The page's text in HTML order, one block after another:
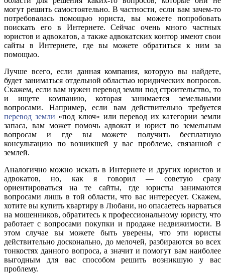
могут решить самостоятельно. В частности, если вам зачем-то
потребовалась помощью юриста, вы можете попробовать
поискать его в Интернете. Сейчас очень много частных
юристов и адвокатов, а также адвокатских контор имеют свои
сайты в Интернете, где вы можете обратиться к ним за
помощью.
Лучше всего, если данная компания, которую вы найдете,
будет заниматься отдельной областью юридических вопросов.
Скажем, если вам нужен перевод земли под строительство, то
и ищете компанию, которая занимается земельными
вопросами. Например, если вам действительно требуется
перевод земли «под ключ» или перевод их категории земли
запаса, вам может помочь адвокат и юрист по земельным
вопросам и где вы можете получить бесплатную
консультацию по возникшей у вас проблеме, связанной с
землей.
Аналогично можно искать в Интернете и других юристов и
адвокатов, но, как я говорил — советую сразу
ориентироваться на те сайты, где юристы занимаются
вопросами лишь в той области, что вас интересует. Скажем,
хотите вы купить квартиру в Любани, но опасаетесь нарваться
на мошенников, обратитесь к профессиональному юристу, что
работает с вопросами покупки и продаже недвижимости. В
этом случае вы можете быть уверены, что эти юристы
действительно досконально, до мелочей, разбираются во всех
тонкостях данного вопроса, а значит и помогут вам наиболее
выгодным для вас способом решить возникшую у вас
проблему.